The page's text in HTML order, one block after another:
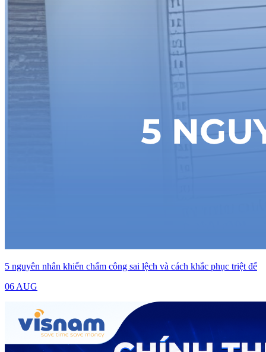
5 nguyên nhân khiến chấm công sai lệch và cách khắc phục triệt để
06 AUG